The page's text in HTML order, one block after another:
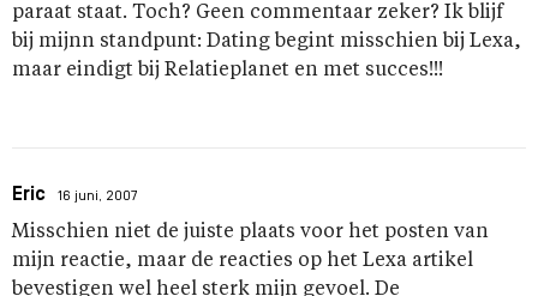
paraat staat. Toch? Geen commentaar zeker? Ik blijf
bij mijnn standpunt: Dating begint misschien bij Lexa,
maar eindigt bij Relatieplanet en met succes!!!
Eric 16 juni, 2007
Misschien niet de juiste plaats voor het posten van
mijn reactie, maar de reacties op het Lexa artikel
bevestigen wel heel sterk mijn gevoel. De